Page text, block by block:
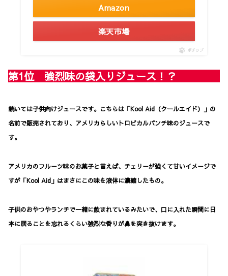
Amazon
楽天市場
ポチップ
第1位 強烈味の袋入りジュース！？
続いては子供向けジュースです。こちらは「Kool Aid（クールエイド）」の
名前で販売されており、アメリカらしいトロピカルパンチ味のジュースで
す。
アメリカのフルーツ味のお菓子と言えば、チェリーが強くて甘いイメージで
すが「Kool Aid」はまさにこの味を液体に濃縮したもの。
子供のおやつやランチで一緒に飲まれているみたいで、口に入れた瞬間に日
本に居ることを忘れるくらい強烈な香りが鼻を突き抜けます。